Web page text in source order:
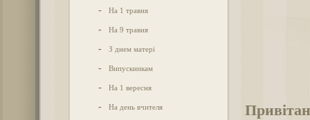
- На 1 травня
- На 9 травня
- З днем матері
- Випускникам
- На 1 вересня
- На день вчителя